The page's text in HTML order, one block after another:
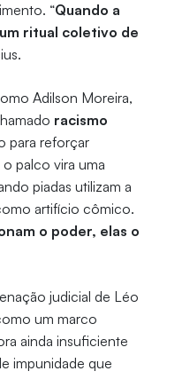
“Quando a
ritual coletivo de
Adilson Moreira,
racismo
para reforçar
palco vira uma
piadas utilizam a
artifício cômico.
o poder, elas o
judicial de Léo
um marco
ainda insuficiente
impunidade que